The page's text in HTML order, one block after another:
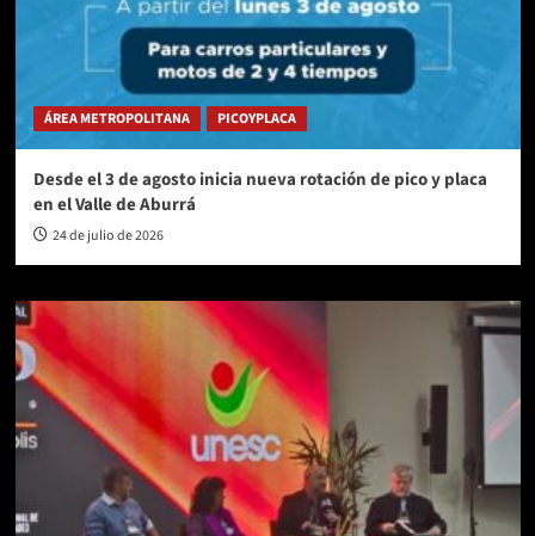
ÁREA METROPOLITANA PICOYPLACA
Desde el 3 de agosto inicia nueva rotación de pico y placa
en el Valle de Aburrá
24 de julio de 2026